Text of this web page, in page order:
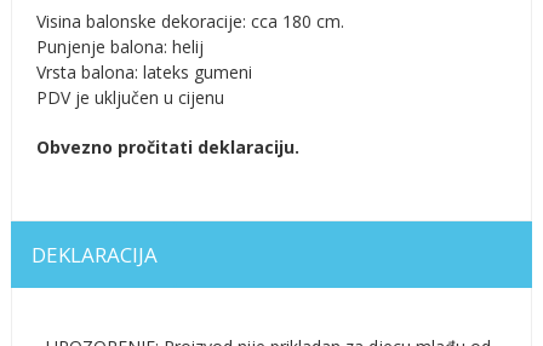
Visina balonske dekoracije: cca 180 cm.
Punjenje balona: helij
Vrsta balona: lateks gumeni
PDV je uključen u cijenu
Obvezno pročitati deklaraciju.
DEKLARACIJA